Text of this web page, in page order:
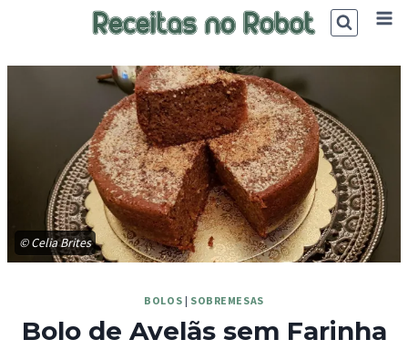
© Celia Brites
BOLOS | SOBREMESAS
Bolo de Avelãs sem Farinha